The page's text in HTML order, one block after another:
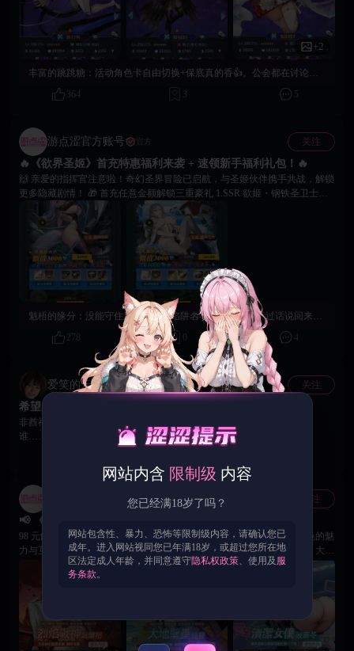
源魔女・莉莉丝： 擅长持续输出与生命汲取，以暗属性技能削弱敌方阵容。
💀 异界冥王・哈迪斯：具备高爆发与控制能力，能在关键时刻扭转战局。
🌌 混沌之主・卡俄斯：以强大的魔化与范围伤害著称，适合承担核心输出角
色。 🎁【星愿专属礼包上线】 活动期间同步推出「星愿助力礼包」，采用
石、金币、角色突破与技能升级材料，更有机会获得SSR限定卡牌，助你高
效养成、强化阵容！ ✨【星光汇聚，命运相连】 即刻登录《欲界圣姬》，前
+2
丰富的跳跳糖： 活动角色卡自由切换+保底真的香👍。公会都在讨论抽谁最划算～
364
5
游点涩官方账号 官方 关注
🔥《欲界圣姬》首充特惠福利来袭 + 速领新手福利礼包！🔥
🙌 亲爱的指挥官注意啦！奇幻圣界冒险已启航，与圣姬伙伴携手共战，解锁
更多隐藏剧情！ 🎁 首充任意金额解锁三重豪礼 1.SSR 欲姬・钢铁圣卫士：
高颜值 + 顶尖战力，开局碾压无压力 2.全阵营香水道具：拉满欲姬好感，解
锁 18 + 专属剧情与特殊互动 3.海量资源礼包：含高稀有套装、进阶材料，战
塞冬】，携逆天战力与全屏技能强势登场！搭配高级招募道具，轻松组建顶
配阵容！ 🎁 免费新手福利礼包 在游戏设置中点击「礼包兑换」，输入兑换
码 VIP666，即可领取新手专属福利。异界已苏醒，圣姬在召唤！现在登
录，即刻启程！
魁梧的缘分： 没能守住底线，首充陷阱名不虚传。。。不过话说回来，这个“叛徒”当得还挺值！送的东西简是新手期的“雪中送炭”，我终于推的动图了。🤭
278
4
爱笑的云朵 关注
希望星愿活动以后能常驻，圣姬自选对养成党很友好
非酋福音系列！150抽保底我能接受，反正平时也能攒券。现在纠结选
谁……玛利亚能奶我，莉莉丝能吸我（？）不对都想要
官方 关注
📢 《欲界圣姬》伙伴周选铺限时上新！
98 元解锁原价 651 元的核心伙伴礼包，快速提升战力，体验专属女角色的魅
力与互动感！ 🔥 烈焰战神·玛尔斯：红发战姬，连击爆发，一击清场 ⚔ 大地
壁垒·提尔：冷艳守护者，稳固防御＋反击护队 🌊 沧海之主·波塞冬：冰系女
王，全屏控制＋高爆发核心输出 💖 波塞冬限定皮肤【清洁女仆】限时上架
波塞冬身着蓝色女仆装，裙摆轻轻扬起，蕾丝与蝴蝶结细节点缀，带着害羞
了吗？ 🙌 本次周活动共计7天，伙伴与皮肤可同时获取，打造你的专属圣姬
小队，战力、养成、互动一次满足！
网站内含 限制级 内容
您已经满18岁了吗？
网站包含性、暴力、恐怖等限制级内容，请确认您已
成年。进入网站视同您已年满18岁，或超过您所在地
区法定成人年龄，并同意遵守隐私权政策、使用及 服
务条款。